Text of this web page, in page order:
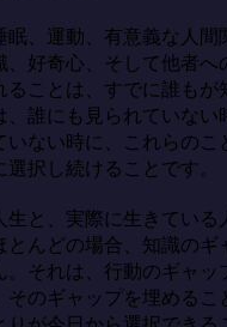
、運動、有意義な人間
好奇心、そして他者へ
ることは、すでに誰もが
、誰にも見られていない
いない時に、これらのこ
択し続けることです。
と、実際に生きている
とんどの場合、知識のギ
。それは、行動のギャッ
のギャップを埋めるこ